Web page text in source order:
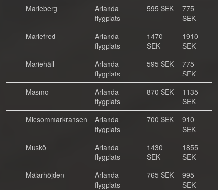
Marieberg
Arlanda
flygplats
595 SEK
775
SEK
Mariefred
Arlanda
flygplats
1470
SEK
1910
SEK
Mariehäll
Arlanda
flygplats
595 SEK
775
SEK
Masmo
Arlanda
flygplats
870 SEK
1135
SEK
Midsommarkransen
Arlanda
flygplats
700 SEK
910
SEK
Muskö
Arlanda
flygplats
1430
SEK
1855
SEK
Mälarhöjden
Arlanda
flygplats
765 SEK
995
SEK